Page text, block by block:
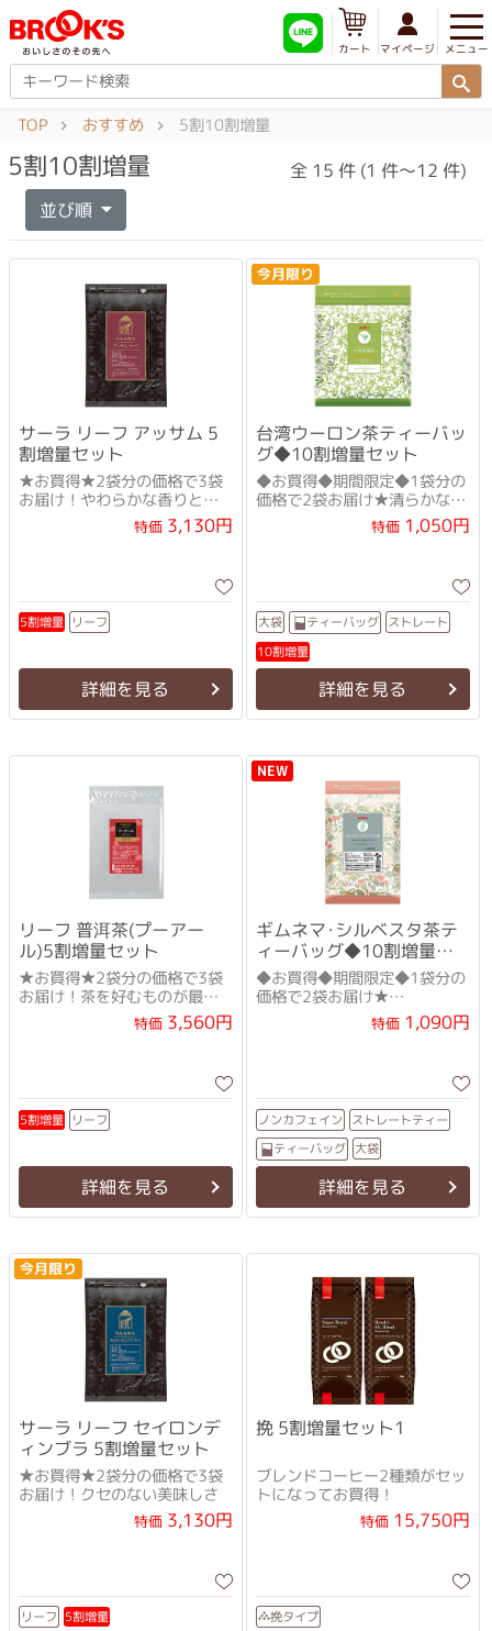
メニュー
マイページ
カート
TOP おすすめ 5割10割増量
5割10割増量 全 15 件 (1 件～12 件)
並び順
サーラ リーフ アッサム 5
割増量セット
★お買得★2袋分の価格で3袋
お届け！やわらかな香りと深
特価3,130円
5割増量 リーフ
詳細を見る
今月限り
台湾ウーロン茶ティーバッ
グ◆10割増量セット
◆お買得◆期間限定◆1袋分の
価格で2袋お届け★清らかな香
りとすっきり優しい味わい♪
特価1,050円
大袋 ティーバッグ ストレート
10割増量
詳細を見る
リーフ 普洱茶(プーアー
ル)5割増量セット
★お買得★2袋分の価格で3袋
お届け！茶を好むものが最後
に辿りつくお茶といわれる
特価3,560円
5割増量 リーフ
詳細を見る
NEW
ギムネマ･シルベスタ茶テ
ィーバッグ◆10割増量セ
ット
◆お買得◆期間限定◆1袋分の
価格で2袋お届け★
「グルマール（糖を壊すも
の）」の異名を持つ古代
特価1,090円
ノンカフェイン ストレートティー
ティーバッグ 大袋
詳細を見る
今月限り
サーラ リーフ セイロンデ
ィンブラ 5割増量セット
★お買得★2袋分の価格で3袋
お届け！クセのない美味しさ
特価3,130円
リーフ 5割増量
挽 5割増量セット1
ブレンドコーヒー2種類がセッ
トになってお買得！
特価15,750円
挽タイプ